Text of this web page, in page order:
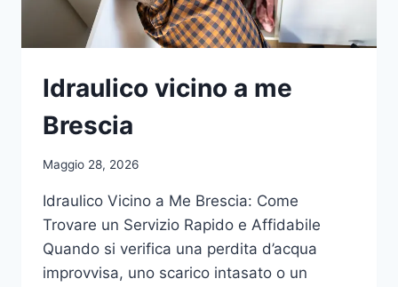
Idraulico vicino a me
Brescia
Maggio 28, 2026
Idraulico Vicino a Me Brescia: Come
Trovare un Servizio Rapido e Affidabile
Quando si verifica una perdita d’acqua
improvvisa, uno scarico intasato o un